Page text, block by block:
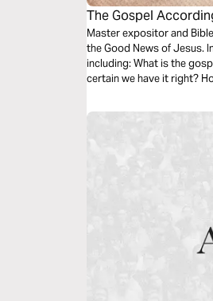
The Gospel
Master expositor and
the Good News of Jesus.
including: What is the
certain we have it right?